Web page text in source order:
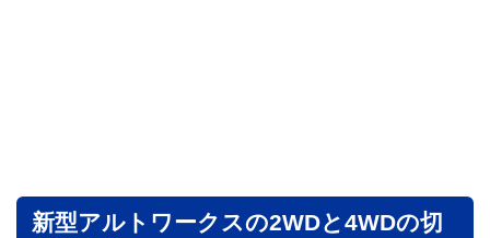
新型アルトワークスの2WDと4WDの切